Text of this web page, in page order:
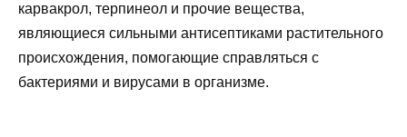
карвакрол, терпинеол и прочие вещества,
являющиеся сильными антисептиками растительного
происхождения, помогающие справляться с
бактериями и вирусами в организме.